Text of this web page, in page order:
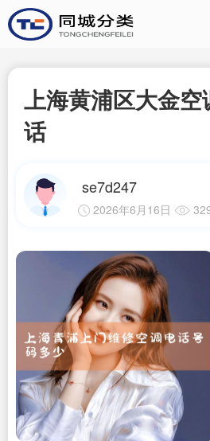
上海黄浦区大金
话
se7d247
2026年6月16日